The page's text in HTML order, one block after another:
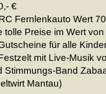
€
Fernlenkauto Wert
tolle Preise im Wert
für alle
mit Live-Musik
Stimmungs-Band
Mantau)